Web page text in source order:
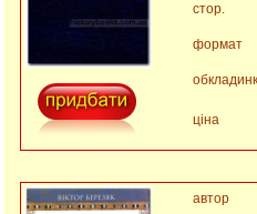
стор.
формат
ціна
автор